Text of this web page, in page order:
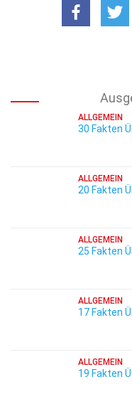
ALLGEMEIN
30 Fakten
ALLGEMEIN
20 Fakten
ALLGEMEIN
25 Fakten
ALLGEMEIN
17 Fakten
ALLGEMEIN
19 Fakten